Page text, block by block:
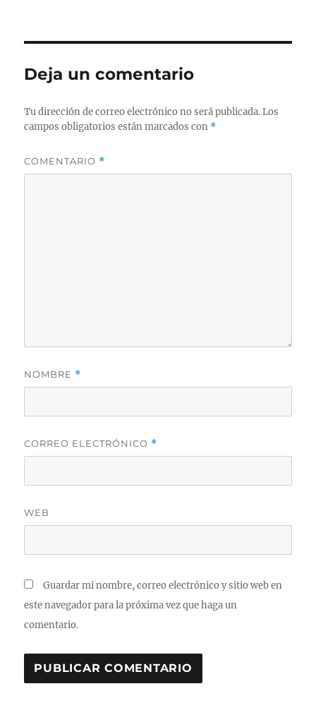
Deja un comentario
Tu dirección de correo electrónico no será publicada. Los
campos obligatorios están marcados con *
COMENTARIO *
NOMBRE *
CORREO ELECTRÓNICO *
WEB
Guardar mi nombre, correo electrónico y sitio web en
este navegador para la próxima vez que haga un
comentario.